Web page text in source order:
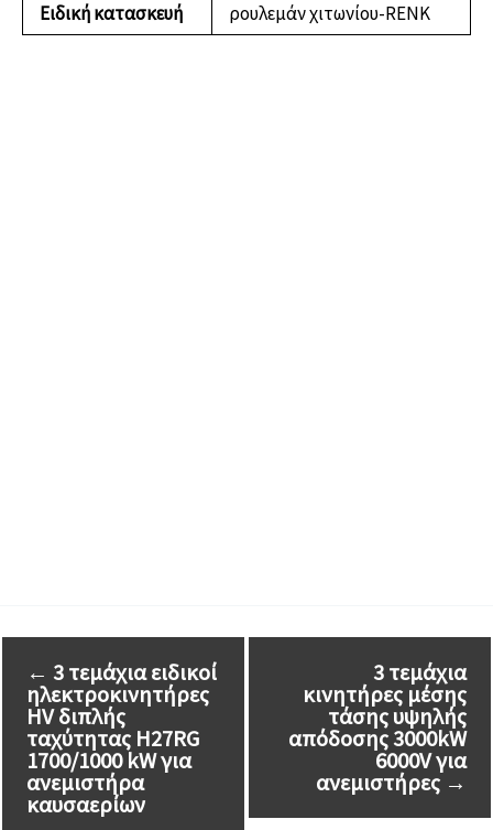
Ειδική κατασκευή
ρουλεμάν χιτωνίου-RENK
← 3 τεμάχια ειδικοί
ηλεκτροκινητήρες
HV διπλής
ταχύτητας H27RG
1700/1000 kW για
ανεμιστήρα
καυσαερίων
3 τεμάχια
κινητήρες μέσης
τάσης υψηλής
απόδοσης 3000kW
6000V για
ανεμιστήρες→